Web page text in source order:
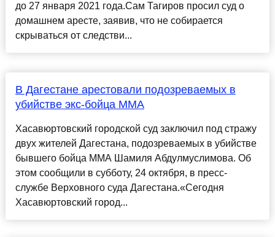
до 27 января 2021 года.Сам Тагиров просил суд о
домашнем аресте, заявив, что не собирается
скрываться от следстви...
В Дагестане арестовали подозреваемых в
убийстве экс-бойца ММА
Хасавюртовский городской суд заключил под стражу
двух жителей Дагестана, подозреваемых в убийстве
бывшего бойца ММА Шамиля Абдулмуслимова. Об
этом сообщили в субботу, 24 октября, в пресс-
службе Верховного суда Дагестана.«Сегодня
Хасавюртовский город...